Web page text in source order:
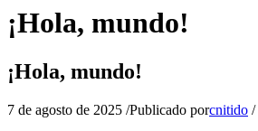
¡Hola, mundo!
¡Hola, mundo!
7 de agosto de 2025 /Publicado porcnitido /